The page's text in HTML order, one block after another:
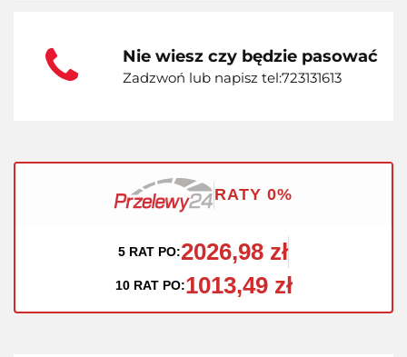
Nie wiesz czy będzie pasować
Zadzwoń lub napisz tel:723131613
RATY 0%
5 RAT PO:2026,98 zł
10 RAT PO:1013,49 zł